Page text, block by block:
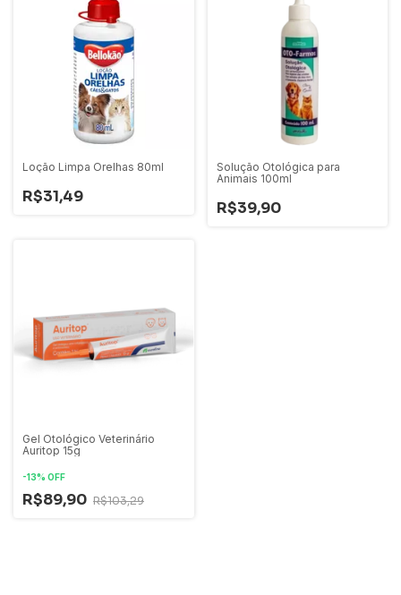
Loção Limpa Orelhas 80ml
R$31,49
Solução Otológica para
Animais 100ml
R$39,90
Gel Otológico Veterinário
Auritop 15g
-13% OFF
R$89,90 R$103,29